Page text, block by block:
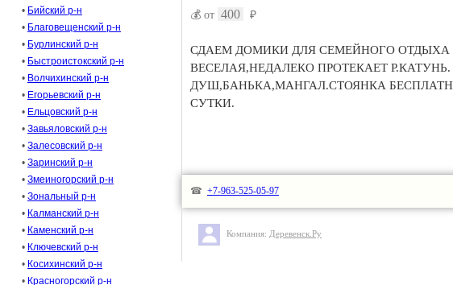
• Бийский р-н
• Благовещенский р-н
• Бурлинский р-н
• Быстроистокский р-н
• Волчихинский р-н
• Егорьевский р-н
• Ельцовский р-н
• Завьяловский р-н
• Залесовский р-н
• Заринский р-н
• Змеиногорский р-н
• Зональный р-н
• Калманский р-н
• Каменский р-н
• Ключевский р-н
• Косихинский р-н
• Красногорский р-н
💰 от 400 ₽
СДАЕМ ДОМИКИ ДЛЯ СЕМЕЙНОГО
ВЕСЕЛАЯ,НЕДАЛЕКО ПРОТЕКАЕТ
ДУШ,БАНЬКА,МАНГАЛ.СТОЯНКА
СУТКИ.
☎ +7-963-525-05-97
Компания: Деревенск.Ру